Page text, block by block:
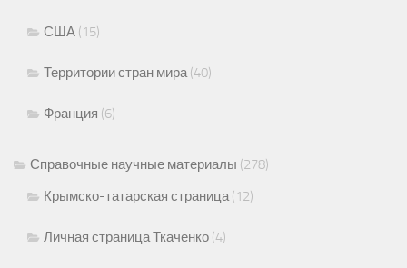
США (15)
Территории стран мира(40)
Франция (6)
Справочные научные материалы (278)
Крымско-татарская страница(12)
Личная страница Ткаченко (4)